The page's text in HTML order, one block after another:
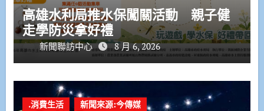
高雄水利局推水保闖關活動 親子健
走學防災拿好禮
新聞聯訪中心 8 月 6, 2026
.消費生活 新聞來源:今傳媒